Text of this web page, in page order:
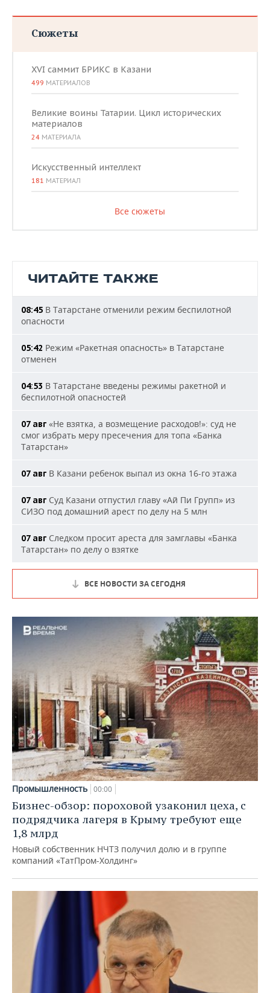
Сюжеты
XVI саммит БРИКС в Казани
499 МАТЕРИАЛОВ
Великие воины Татарии. Цикл исторических
материалов
24 МАТЕРИАЛА
Искусственный интеллект
181 МАТЕРИАЛ
Все сюжеты
ЧИТАЙТЕ ТАКЖЕ
08:45 В Татарстане отменили режим беспилотной
опасности
05:42 Режим «Ракетная опасность» в Татарстане
отменен
04:53 В Татарстане введены режимы ракетной и
беспилотной опасностей
07 авг «Не взятка, а возмещение расходов!»: суд не
смог избрать меру пресечения для топа «Банка
Татарстан»
07 авг В Казани ребенок выпал из окна 16-го этажа
07 авг Суд Казани отпустил главу «Ай Пи Групп» из
СИЗО под домашний арест по делу на 5 млн
07 авг Следком просит ареста для замглавы «Банка
Татарстан» по делу о взятке
ВСЕ НОВОСТИ ЗА СЕГОДНЯ
Промышленность 00:00
Бизнес-обзор: пороховой узаконил цеха, с
подрядчика лагеря в Крыму требуют еще
1,8 млрд
Новый собственник НЧТЗ получил долю и в группе
компаний «ТатПром-Холдинг»